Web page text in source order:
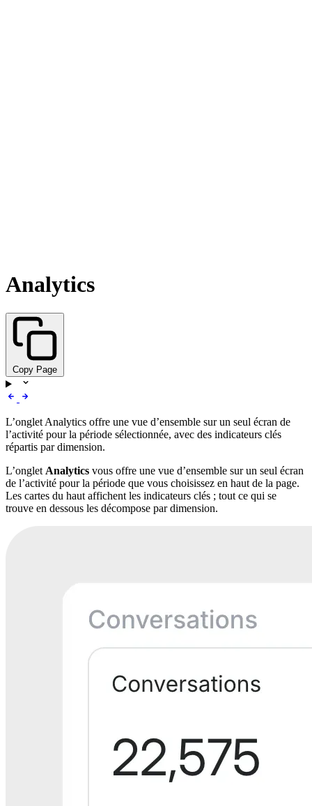
Analytics
Copy Page
L’onglet Analytics offre une vue d’ensemble sur un seul écran de
l’activité pour la période sélectionnée, avec des indicateurs clés
répartis par dimension.
L’onglet Analytics vous offre une vue d’ensemble sur un seul écran
de l’activité pour la période que vous choisissez en haut de la page.
Les cartes du haut affichent les indicateurs clés ; tout ce qui se
trouve en dessous les décompose par dimension.